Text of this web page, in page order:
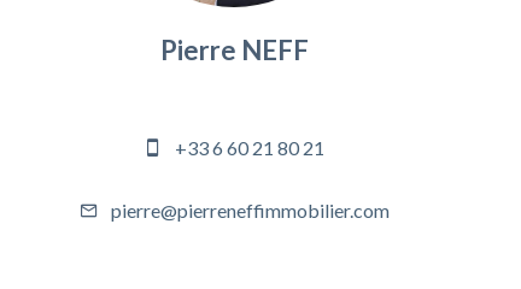
Pierre NEFF
+33 6 60 21 80 21
pierre@pierreneffimmobilier.com